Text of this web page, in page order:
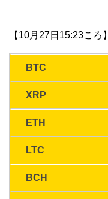
【10月27日15:23ころ】
BTC
XRP
ETH
LTC
BCH